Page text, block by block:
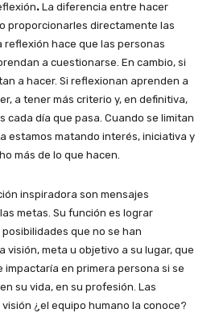
. La diferencia entre hacer
proporcionarles directamente las
reflexión hace que las personas
a cuestionarse. En cambio, si
a hacer. Si reflexionan aprenden a
a tener más criterio y, en definitiva,
cada día que pasa. Cuando se limitan
estamos matando interés, iniciativa y
más de lo que hacen.
inspiradora son mensajes
metas. Su función es lograr
que no se han
visión, meta u objetivo a su lugar, que
impactaría en primera persona si se
su vida, en su profesión. Las
¿el equipo humano la conoce?